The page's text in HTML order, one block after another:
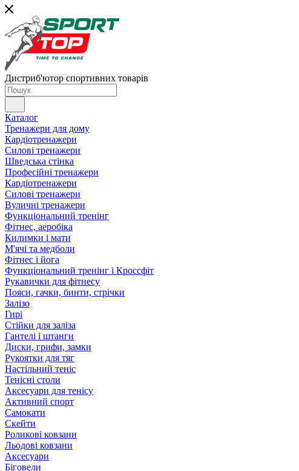
Дистриб'ютор спортивних товарів
Каталог
Тренажери для дому
Кардіотренажери
Силові тренажери
Шведська стінка
Професійні тренажери
Кардіотренажери
Силові тренажери
Вуличні тренажери
Функціональний тренінг
Фітнес, аеробіка
Килимки і мати
М'ячі та медболи
Фітнес і йога
Функціональний тренінг і Кроссфіт
Рукавички для фітнесу
Пояси, гачки, бинти, стрічки
Залізо
Гирі
Стійки для заліза
Гантелі і штанги
Диски, грифи, замки
Рукоятки для тяг
Настільний теніс
Тенісні столи
Аксесуари для тенісу
Активний спорт
Самокати
Скейти
Роликові ковзани
Льодові ковзани
Аксесуари
Біговели